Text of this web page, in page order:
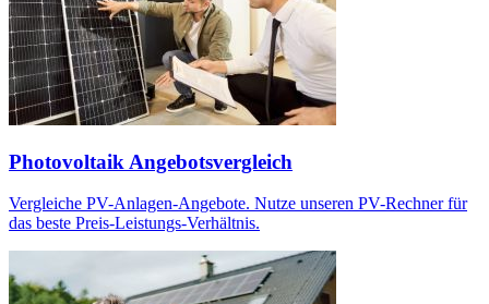
Photovoltaik Angebotsvergleich
Vergleiche PV-Anlagen-Angebote. Nutze unseren PV-Rechner für
das beste Preis-Leistungs-Verhältnis.